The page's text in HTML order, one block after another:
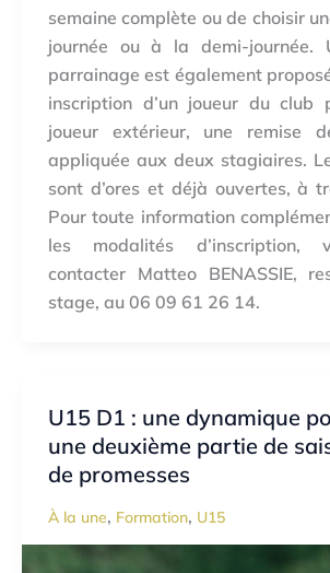
semaine complète ou de choisir
journée ou à la demi-journée.
parrainage est également
inscription d’un joueur du club
joueur extérieur, une remise
appliquée aux deux stagiaires.
sont d’ores et déjà ouvertes, à
Pour toute information
les modalités d’inscription,
contacter Matteo BENASSIE,
stage, au 06 09 61 26 14.
U15 D1 : une dynamique
une deuxième partie de
de promesses
À la une, Formation, U15